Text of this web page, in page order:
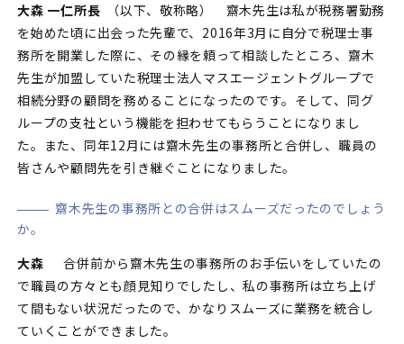
大森 一仁所長
（以下、敬称略） 齋木先生は私が税務署勤務
を始めた頃に出会った先輩で、2016年3月に自分で税理士事
務所を開業した際に、その縁を頼って相談したところ、齋木
先生が加盟していた税理士法人マスエージェントグループで
相続分野の顧問を務めることになったのです。そして、同グ
ループの支社という機能を担わせてもらうことになりまし
た。また、同年12月には齋木先生の事務所と合併し、職員の
皆さんや顧問先を引き継ぐことになりました。
齋木先生の事務所との合併はスムーズだったのでしょう
か。
大森
合併前から齋木先生の事務所のお手伝いをしていたの
で職員の方々とも顔見知りでしたし、私の事務所は立ち上げ
て間もない状況だったので、かなりスムーズに業務を統合し
ていくことができました。